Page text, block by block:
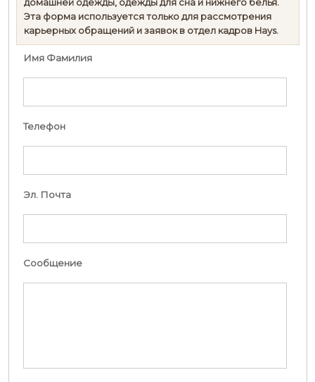
Эта форма используется только для рассмотрения
карьерных обращений и заявок в отдел кадров Hays.
Имя Фамилия
Телефон
Эл. Почта
Сообщение